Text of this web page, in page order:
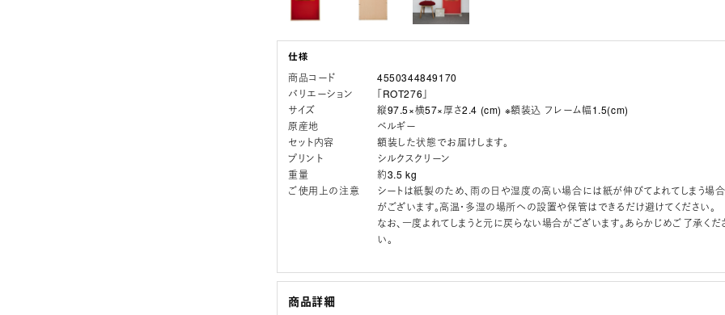
商品コード
4550344849170
バリエーション
「ROT276」
サイズ
縦97.5×横57×厚さ2.4 (cm) ※額装込 フレーム幅1.5(cm)
原産地
ベルギー
セット内容
額装した状態でお届けします。
プリント
シルクスクリーン
重量
約3.5 kg
ご使用上の注意
シートは紙製のため、雨の日や湿度の高い場合には紙が伸びてよれてしまう場合
がございます。高温・多湿の場所への設置や保管はできるだけ避けてください。
なお、一度よれてしまうと元に戻らない場合がございます。あらかじめご了承くだ
い。
商品詳細